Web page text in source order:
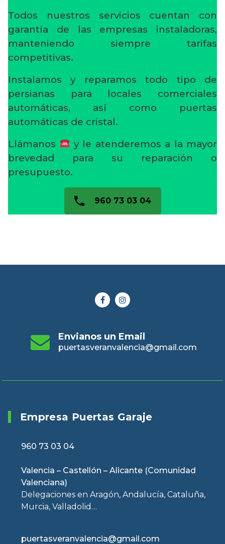
Todos nuestros servicios cuentan con
garantía de las empresas instaladoras,
manteniendo siempre tarifas
competitivas.
Instalamos y reparamos todo tipo de
persianas para locales comerciales
automáticas, así como puertas
automáticas de cristal.
Llámanos
y le atenderemos a la mayor
brevedad para su reparación o
presupuesto.
960 73 03 04
Envianos un Email
puertasveranvalencia@gmail.com
Empresa Puertas Garaje
960 73 03 04
Valencia – Castellón – Alicante (Comunidad
Valenciana)
Delegaciones en Aragón, Andalucía, Cataluña,
Murcia, Valladolid…
puertasveranvalencia@gmail.com